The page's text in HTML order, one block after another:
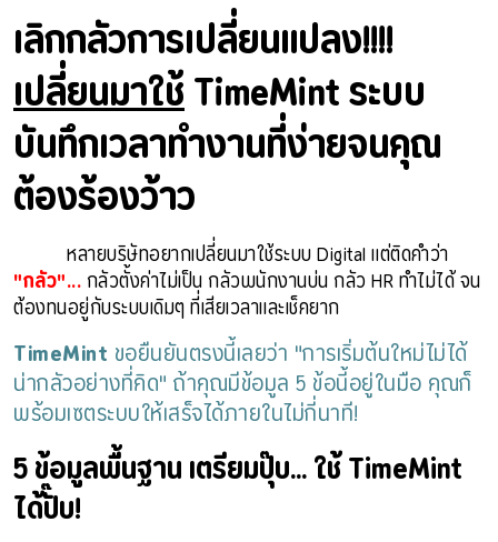
เลิกกลัวการเปลี่ยนแปลง!!!!
เปลี่ยนมาใช้TimeMint ระบบ
บันทึกเวลาทำงานที่ง่ายจนคุณ
ต้องร้องว้าว
หลายบริษัทอยากเปลี่ยนมาใช้ระบบ Digital แต่ติดคำว่า
"กลัว"...กลัวตั้งค่าไม่เป็น กลัวพนักงานบ่น กลัว HR ทำไม่ได้ จน
ต้องทนอยู่กับระบบเดิมๆ ที่เสียเวลาและเช็คยาก
TimeMint ขอยืนยันตรงนี้เลยว่า "การเริ่มต้นใหม่ไม่ได้
น่ากลัวอย่างที่คิด" ถ้าคุณมีข้อมูล 5 ข้อนี้อยู่ในมือ คุณก็
พร้อมเซตระบบให้เสร็จได้ภายในไม่กี่นาที!
5 ข้อมูลพื้นฐาน เตรียมปุ๊บ... ใช้ TimeMint
ได้ปั๊บ!